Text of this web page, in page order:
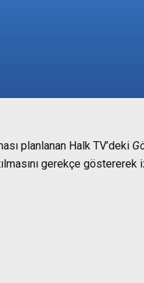
planlanan Halk TV’deki
gerekçe